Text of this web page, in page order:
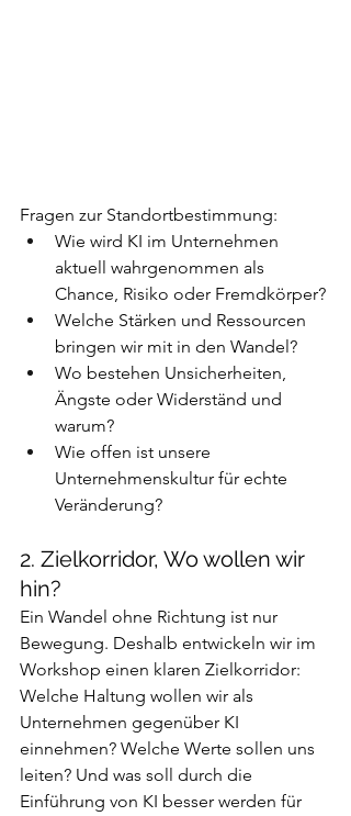
Fragen zur Standortbestimmung:
Wie wird KI im Unternehmen
aktuell wahrgenommen als
Chance, Risiko oder Fremdkörper?
Welche Stärken und Ressourcen
bringen wir mit in den Wandel?
Wo bestehen Unsicherheiten,
Ängste oder Widerständ und
warum?
Wie offen ist unsere
Unternehmenskultur für echte
Veränderung?
2. Zielkorridor, Wo wollen wir
hin?
Ein Wandel ohne Richtung ist nur
Bewegung. Deshalb entwickeln wir im
Workshop einen klaren Zielkorridor:
Welche Haltung wollen wir als
Unternehmen gegenüber KI
einnehmen? Welche Werte sollen uns
leiten? Und was soll durch die
Einführung von KI besser werden für